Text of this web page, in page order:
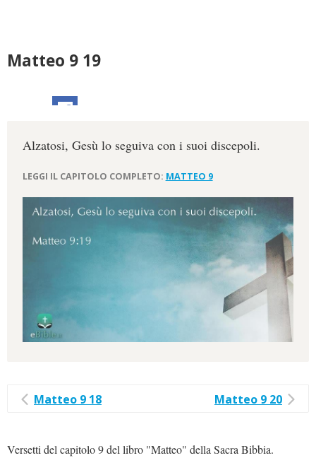
Matteo 9 19
Alzatosi, Gesù lo seguiva con i suoi discepoli.
LEGGI IL CAPITOLO COMPLETO: MATTEO 9
Matteo 9 18 Matteo 9 20
Versetti del capitolo 9 del libro "Matteo" della Sacra Bibbia.